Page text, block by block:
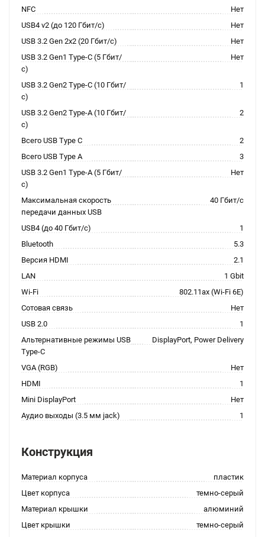
NFC
Нет
USB4 v2 (до 120 Гбит/с)
Нет
USB 3.2 Gen 2x2 (20 Гбит/с)
Нет
USB 3.2 Gen1 Type-C (5 Гбит/
с)
Нет
USB 3.2 Gen2 Type-C (10 Гбит/
с)
1
USB 3.2 Gen2 Type-A (10 Гбит/
с)
2
Всего USB Type C
2
Всего USB Type A
3
USB 3.2 Gen1 Type-A (5 Гбит/
с)
Нет
Максимальная скорость
передачи данных USB
40 Гбит/с
USB4 (до 40 Гбит/с)
1
Bluetooth
5.3
Версия HDMI
2.1
LAN
1 Gbit
Wi-Fi
802.11ax (Wi-Fi 6E)
Сотовая связь
Нет
USB 2.0
1
Альтернативные режимы USB
Type-C
DisplayPort, Power Delivery
VGA (RGB)
Нет
HDMI
1
Mini DisplayPort
Нет
Аудио выходы (3.5 мм jack)
1
Конструкция
Материал корпуса
пластик
Цвет корпуса
темно-серый
Материал крышки
алюминий
Цвет крышки
темно-серый